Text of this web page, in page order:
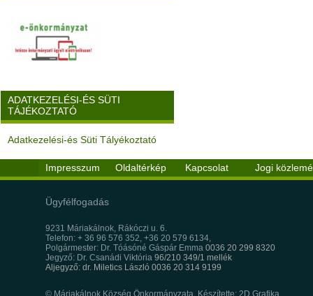
ADATKEZELÉSI-ÉS SÜTI
TÁJÉKOZTATÓ
Adatkezelési-és Süti Tályékoztató
Impresszum Oldaltérkép Kapcsolat Jogi
Ügyfélfogadás
9231 Máriakálnok, Rákóczi u. 6.
Telefon: + 36 96 576 352, +36 20 579 6134,
Polgármester: Dr. Tóásóné Gáspár Emma 0036 20 299 8320
Jegyző: Dr. Csanádi Viktória 96/210 349/1 mellék
Aljegyző: dr. Miletics László 0036 20 314 9199
© Máriakálnok Község Önkormányzata, Készítette: 2D Grafika